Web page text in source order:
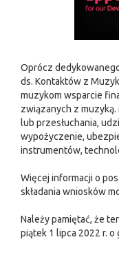
Oprócz
ds. Kontaktów z
muzykom wsparcie
związanych z muzyką.
lub przesłuchania,
wypożyczenie,
instrumentów,
Więcej informacji o
składania wniosków
Należy pamiętać, że
piątek 1 lipca 2022 r. o